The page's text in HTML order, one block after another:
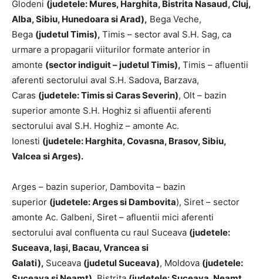
Glodeni (judetele: Mures, Harghita, Bistrita Nasaud, Cluj,
Alba, Sibiu, Hunedoara si Arad), Bega Veche,
Bega (judetul Timis), Timis – sector aval S.H. Sag, ca
urmare a propagarii viiturilor formate anterior in
amonte (sector indiguit – judetul Timis), Timis – afluentii
aferenti sectorului aval S.H. Sadova, Barzava,
Caras (judetele: Timis si Caras Severin), Olt – bazin
superior amonte S.H. Hoghiz si afluentii aferenti
sectorului aval S.H. Hoghiz – amonte Ac.
Ionesti (judetele: Harghita, Covasna, Brasov, Sibiu,
Valcea si Arges).
Arges – bazin superior, Dambovita – bazin
superior (judetele: Arges si Dambovita), Siret – sector
amonte Ac. Galbeni, Siret – afluentii mici aferenti
sectorului aval confluenta cu raul Suceava (judetele:
Suceava, Iași, Bacau, Vrancea si
Galati), Suceava (judetul Suceava), Moldova (judetele: